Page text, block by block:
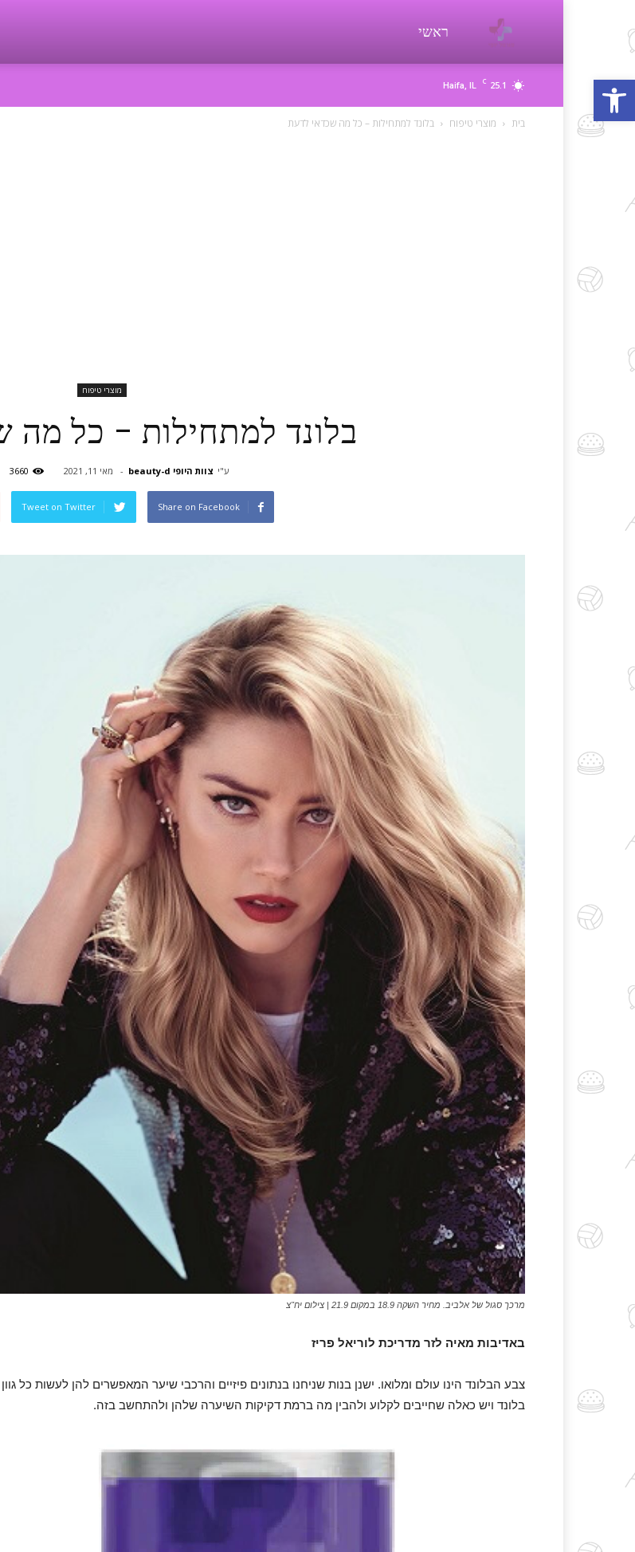
פתח סרגל נגישות
פורטל
ראשי
25.1
C
Haifa, IL
בית מוצרי טיפוח בלונד למתחילות – כל מה שכדאי לדעת
מוצרי טיפוח
בלונד למתחילות – כל מה
ע"י צוות היופי beauty-d - מאי 11, 2021 3660
Share on Facebook
Tweet on Twitter
מרכך סגול של אלביב. מחיר השקה 18.9 במקום 21.9 | צילום יח"צ
באדיבות מאיה לזר מדריכת לוריאל פריז
צבע הבלונד הינו עולם ומלואו. ישנן בנות שניחנו בנתונים פיזיים והרכבי שיער המאפשרים להן לעשות כל
בלונד ויש כאלה שחייבים לקלוע ולהבין מה ברמת דקיקות השיערה שלהן ולהתחשב בזה.